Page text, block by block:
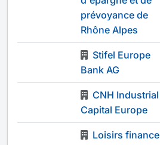
prévoyance de
Rhône Alpes
Stifel Europe
Bank AG
CNH Industrial
Capital Europe
Loisirs finance